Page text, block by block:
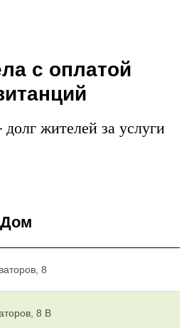
с оплатой
долг жителей за услуги
Дом
8
8 В